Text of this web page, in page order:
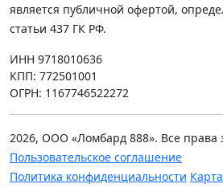
является публичной офертой,
статьи 437 ГК РФ.
ИНН 9718010636
КПП: 772501001
ОГРН: 1167746522272
2026, ООО «Ломбард 888». Все
Пользовательское соглашение
Политика конфиденциальности